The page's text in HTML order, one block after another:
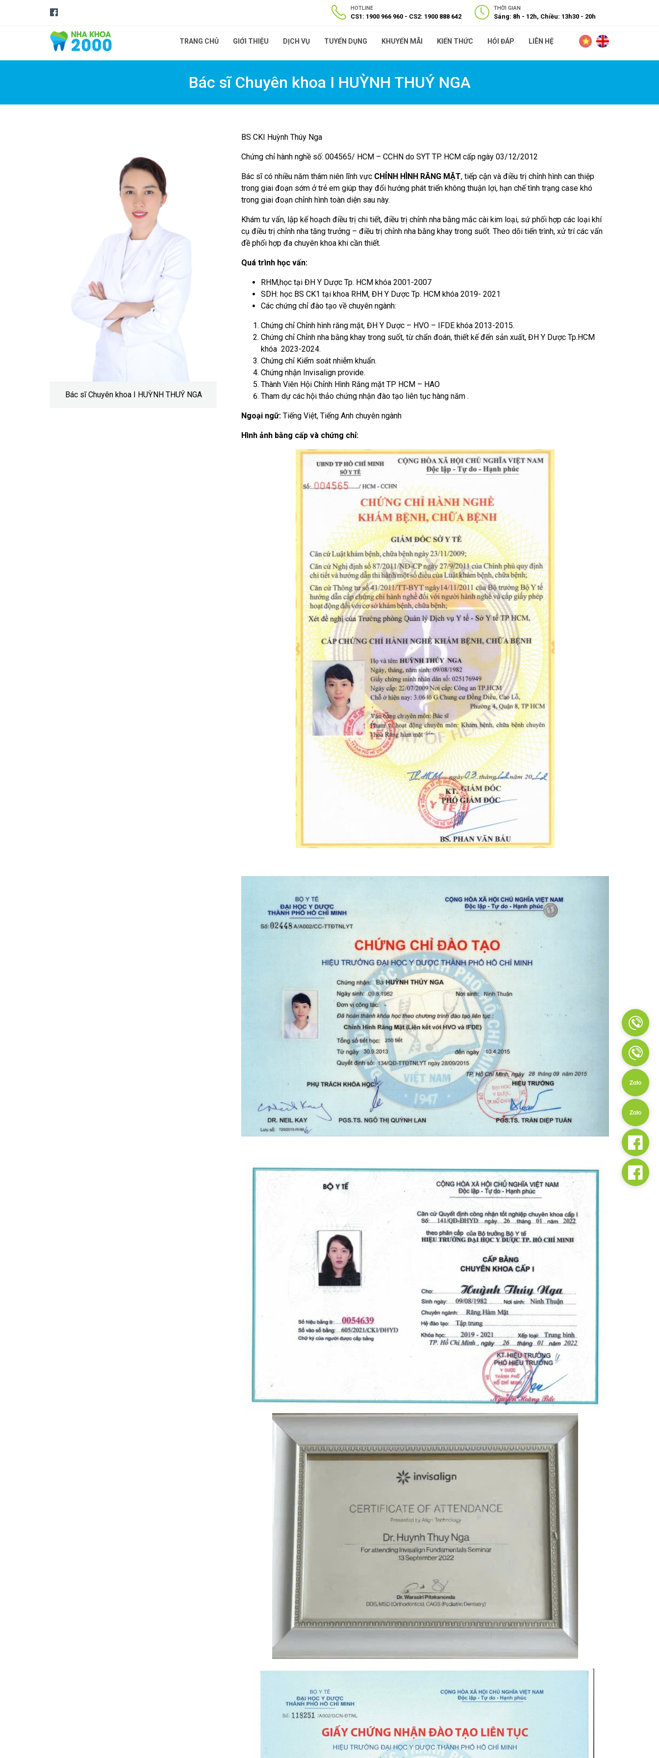
HOTLINE
CS1: 1900 966 960 CS2: 1900 888 642
THỜI GIAN
Sáng: 8h - 12h, Chiều: 13h30 - 20h
TRANG CHỦ GIỚI THIỆU DỊCH VỤ TUYỂN DỤNG KHUYẾN MÃI KIẾN THỨC HỎI ĐÁP LIÊN HỆ
Bác sĩ Chuyên khoa I HUỲNH THUÝ NGA
Bác sĩ Chuyên khoa I HUỲNH THUÝ NGA
BS CKI Huỳnh Thúy Nga
Chứng chỉ hành nghề số: 004565/ HCM – CCHN do SYT TP. HCM cấp ngày 03/12/2012
Bác sĩ có nhiều năm thâm niên lĩnh vực CHỈNH HÌNH RĂNG MẶT, tiếp cận và điều trị chỉnh hình can thiệp
trong giai đoạn sớm ở trẻ em giúp thay đổi hướng phát triển không thuận lợi, hạn chế tình trạng case khó
trong giai đoạn chỉnh hình toàn diện sau này.
Khám tư vấn, lập kế hoạch điều trị chi tiết, điều trị chỉnh nha bằng mắc cài kim loại, sứ phối hợp các loại khí
cụ điều trị chỉnh nha tăng trưởng – điều trị chỉnh nha bằng khay trong suốt. Theo dõi tiến trình, xử trí các vấn
đề phối hợp đa chuyên khoa khi cần thiết.
Quá trình học vấn:
RHM,học tại ĐH Y Dược Tp. HCM khóa 2001-2007
SDH: học BS CK1 tại khoa RHM, ĐH Y Dược Tp. HCM khóa 2019- 2021
Các chứng chỉ đào tạo về chuyên ngành:
Chứng chỉ Chỉnh hình răng mặt, ĐH Y Dược – HVO – IFDE khóa 2013-2015.
Chứng chỉ Chỉnh nha bằng khay trong suốt, từ chẩn đoán, thiết kế đến sản xuất, ĐH Y Dược Tp.HCM
khóa 2023-2024.
Chứng chỉ Kiểm soát nhiễm khuẩn.
Chứng nhận Invisalign provide.
Thành Viên Hội Chỉnh Hình Răng mặt TP HCM – HAO
Tham dự các hội thảo chứng nhận đào tạo liên tục hàng năm .
Ngoại ngữ: Tiếng Việt, Tiếng Anh chuyên ngành
Hình ảnh bằng cấp và chứng chỉ: